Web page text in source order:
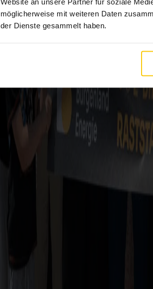
möglicherweise mit weiteren Daten
der Dienste gesammelt haben.